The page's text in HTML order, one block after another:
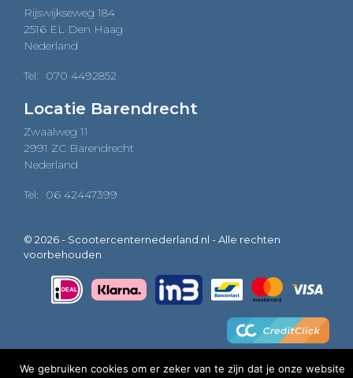
Rijswijkseweg 184
2516 EL Den Haag
Nederland
Tel: 070 4492852
Locatie Barendrecht
Zwaalweg 11
2991 ZC Barendrecht
Nederland
Tel: 06 42447399
© 2026 - Scootercenternederland.nl - Alle rechten
voorbehouden
We gebruiken cookies om er zeker van te zijn dat je onze website